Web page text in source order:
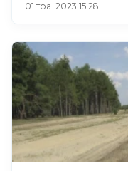
01 тра. 2023 15:28